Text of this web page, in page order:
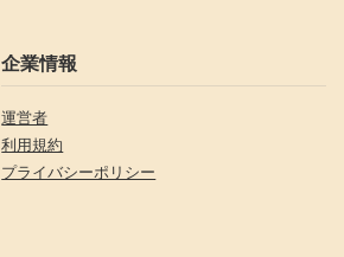
企業情報
運営者
利用規約
プライバシーポリシー